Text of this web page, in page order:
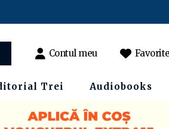
Contul meu Favorite
Trei Audiobooks